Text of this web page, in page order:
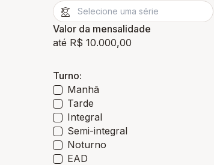
Valor da mensalidade
até R$ 10.000,00
Turno:
Manhã
Tarde
Integral
Semi-integral
Noturno
EAD